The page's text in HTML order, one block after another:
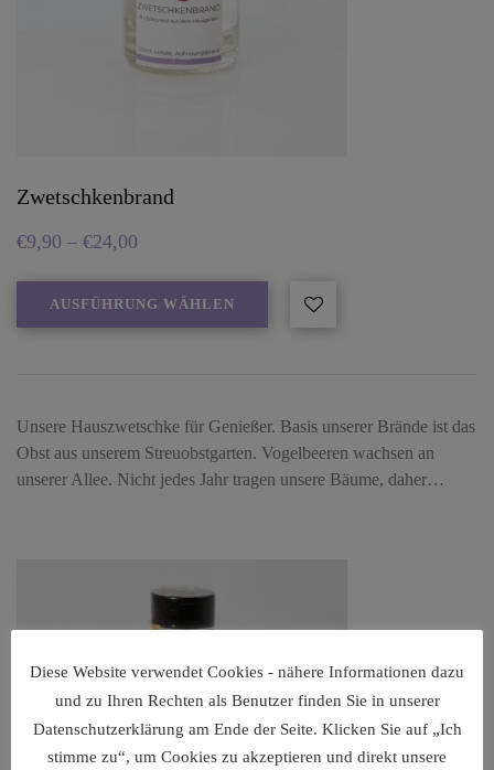
Zwetschkenbrand
€9,90 – €24,00
AUSFÜHRUNG WÄHLEN
Unsere Hauszwetschke für Genießer. Basis unserer Brände ist das
Obst aus unserem Streuobstgarten. Vogelbeeren wachsen an
unserer Allee. Nicht jedes Jahr tragen unsere Bäume, daher…
Diese Website verwendet Cookies - nähere Informationen dazu
und zu Ihren Rechten als Benutzer finden Sie in unserer
Datenschutzerklärung am Ende der Seite. Klicken Sie auf „Ich
stimme zu“, um Cookies zu akzeptieren und direkt unsere